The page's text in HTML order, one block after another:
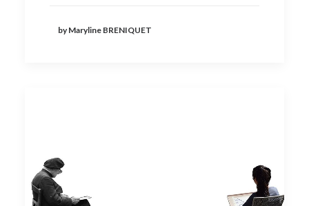
by Maryline BRENIQUET